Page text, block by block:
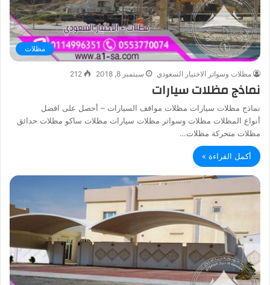
مظلات
مظلات وسواتر الاختيار السعودي سبتمبر 8, 2018 212
نماذج مظلات سيارات
نماذج مظلات سيارات مظلات مواقف السيارات – أحصل على افضل
أنواع المظلات مظلات وسواتر مظلات سيارات مظلات ساكو مظلات حدائق
مظلات متحركة مظلات…
أكمل القراءة »